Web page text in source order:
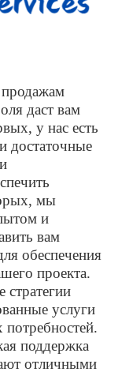
продажам
даст вам
у нас есть
достаточные
мы
и
вам
обеспечения
проекта.
услуги
поддержка
отличными